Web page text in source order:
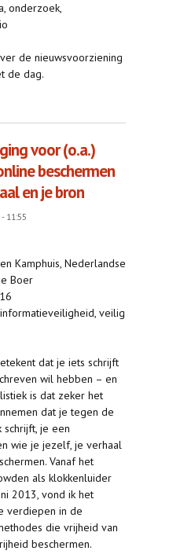
onderzoek,
de nieuwsvoorziening
de dag.
hier geen journalisten
voor (o.a.)
beschermen
en je bron
11:55
Kamphuis, Nederlandse
Boer
veilig
dat je iets schrijft
wil hebben – en
is dat zeker het
dat je tegen de
je een
wie je jezelf, je verhaal
Vanaf het
als klokkenluider
2013, vond ik het
verdiepen in de
die vrijheid van
beschermen.